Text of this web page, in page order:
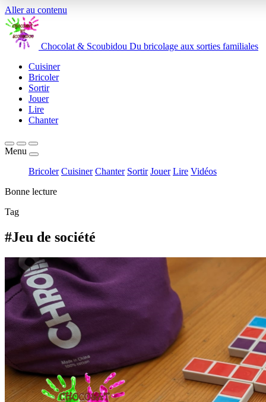
Aller au contenu
Chocolat & Scoubidou Du bricolage aux sorties familiales
Cuisiner
Bricoler
Sortir
Jouer
Lire
Chanter
Menu
Bricoler Cuisiner Chanter Sortir Jouer Lire Vidéos
Bonne lecture
Tag
#Jeu de société